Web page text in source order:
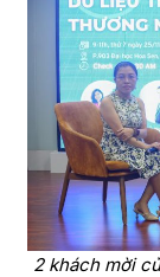
2 khách mời